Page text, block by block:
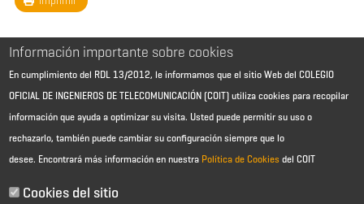
Aviso Legal - Información general
Política de cookies
Información importante sobre cookies
En cumplimiento del RDL 13/2012, le informamos que el sitio Web del COLEGIO
OFICIAL DE INGENIEROS DE TELECOMUNICACIÓN (COIT) utiliza cookies para recopilar
información que ayuda a optimizar su visita. Usted puede permitir su uso o
rechazarlo, también puede cambiar su configuración siempre que lo
desee. Encontrará más información en nuestra Política de Cookies del COIT
Cookies del sitio